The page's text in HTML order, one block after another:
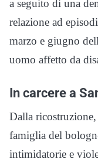
a seguito di una
relazione ad
marzo e giugno
uomo affetto da
In carcere a
Dalla ricostruzione,
famiglia del
intimidatorie e